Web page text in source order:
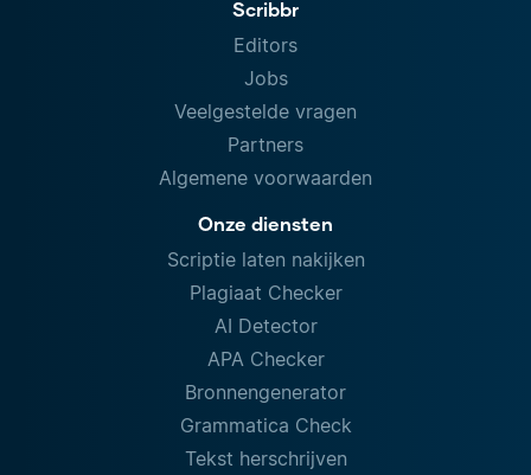
Scribbr
Editors
Jobs
Veelgestelde vragen
Partners
Algemene voorwaarden
Onze diensten
Scriptie laten nakijken
Plagiaat Checker
AI Detector
APA Checker
Bronnengenerator
Grammatica Check
Tekst herschrijven